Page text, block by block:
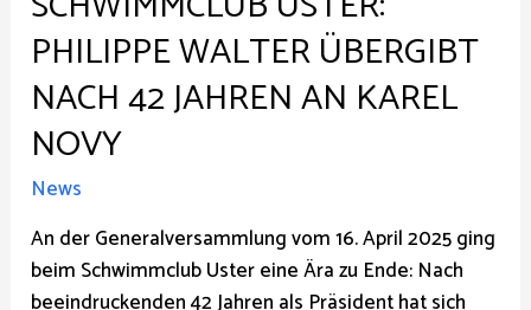
PHILIPPE WALTER ÜBERGIBT
NACH 42 JAHREN AN KAREL
NOVY
News
An der Generalversammlung vom 16. April 2025 ging
beim Schwimmclub Uster eine Ära zu Ende: Nach
beeindruckenden 42 Jahren als Präsident hat sich